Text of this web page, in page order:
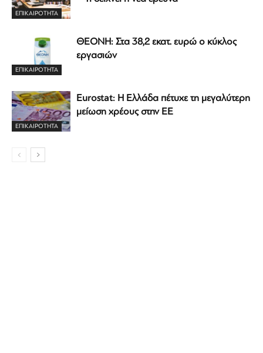
ΕΠΙΚΑΙΡΟΤΗΤΑ
ΕΠΙΚΑΙΡΟΤΗΤΑ
ΘΕΟΝΗ: Στα 38,2 εκατ. ευρώ ο κύκλος
εργασιών
ΕΠΙΚΑΙΡΟΤΗΤΑ
Eurostat: Η Ελλάδα πέτυχε τη μεγαλύτερη
μείωση χρέους στην ΕΕ